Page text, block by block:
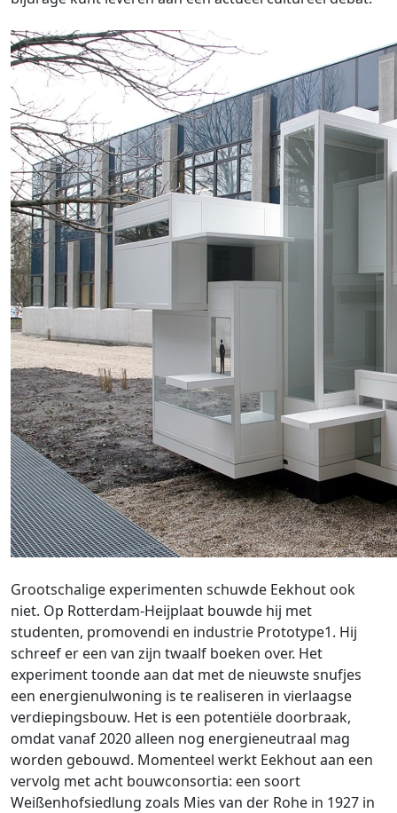
Grootschalige experimenten schuwde Eekhout ook
niet. Op Rotterdam-Heijplaat bouwde hij met
studenten, promovendi en industrie Prototype1. Hij
schreef er een van zijn twaalf boeken over. Het
experiment toonde aan dat met de nieuwste snufjes
een energienulwoning is te realiseren in vierlaagse
verdiepingsbouw. Het is een potentiële doorbraak,
omdat vanaf 2020 alleen nog energieneutraal mag
worden gebouwd. Momenteel werkt Eekhout aan een
vervolg met acht bouwconsortia: een soort
Weißenhofsiedlung zoals Mies van der Rohe in 1927 in